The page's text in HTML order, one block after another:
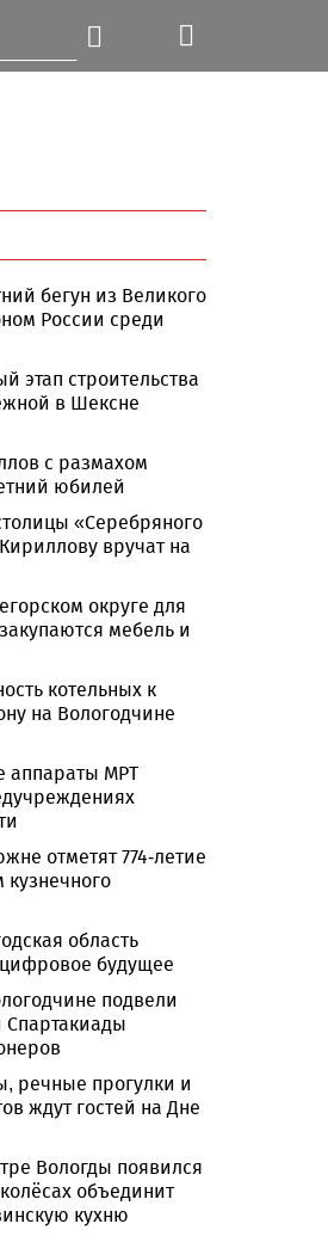
бегун из Великого
России среди
этап строительства
в Шексне
с размахом
юбилей
«Серебряного
вручат на
округе для
мебель и
котельных к
на Вологодчине
аппараты МРТ
отметят 774-летие
область
будущее
подвели
Спартакиады
речные прогулки и
ждут гостей на Дне
Вологды появился
объединит
кухню